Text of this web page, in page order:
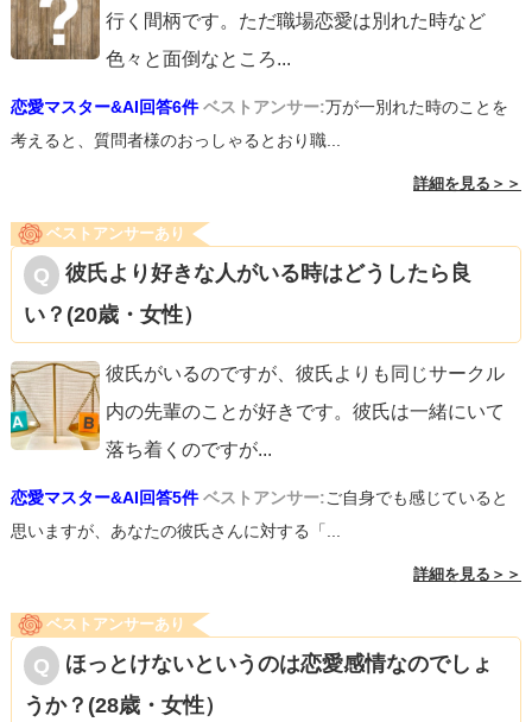
行く間柄です。ただ職場恋愛は別れた時など
色々と面倒なところ...
恋愛マスター&AI回答6件 ベストアンサー:万が一別れた時のことを
考えると、質問者様のおっしゃるとおり職...
詳細を見る＞＞
ベストアンサーあり
彼氏より好きな人がいる時はどうしたら良
い？(20歳・女性）
彼氏がいるのですが、彼氏よりも同じサークル
内の先輩のことが好きです。彼氏は一緒にいて
落ち着くのですが...
恋愛マスター&AI回答5件 ベストアンサー:ご自身でも感じていると
思いますが、あなたの彼氏さんに対する「...
詳細を見る＞＞
ベストアンサーあり
ほっとけないというのは恋愛感情なのでしょ
うか？(28歳・女性）